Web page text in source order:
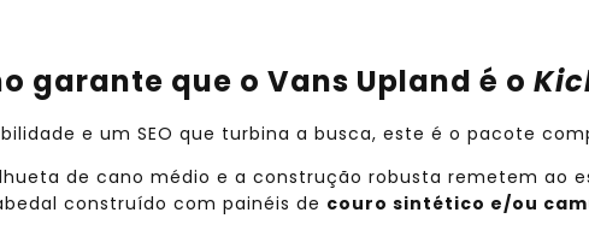
garante que o Vans Upland é o
e um SEO que turbina a busca, este é o pacote
de cano médio e a construção robusta remetem ao
construído com painéis de couro sintético e/ou